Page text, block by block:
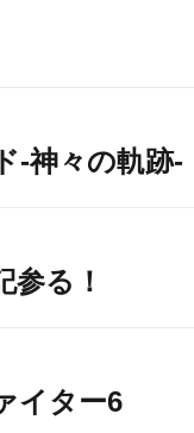
-神々の軌跡-
る！
イター6